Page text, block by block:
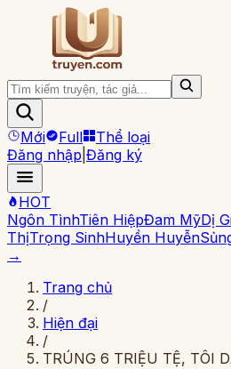
Mới Full
Thể loại
Đăng nhập Đăng ký
HOT
Ngôn TìnhTiên HiệpĐam MỹDị
ThịTrọng SinhHuyền Huyễn
→
Trang chủ
/
Hiện đại
/
TRÚNG 6 TRIỆU TỆ, TÔI